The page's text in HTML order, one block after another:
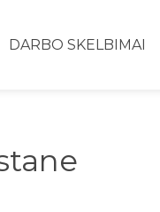
DARBO SKELBIMAI